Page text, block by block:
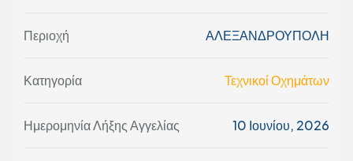
Περιοχή ΑΛΕΞΑΝΔΡΟΥΠΟΛΗ
Κατηγορία Τεχνικοί Οχημάτων
Ημερομηνία Λήξης Αγγελίας 10 Ιουνίου, 2026